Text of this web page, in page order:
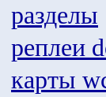
разделы
реплеи
карты